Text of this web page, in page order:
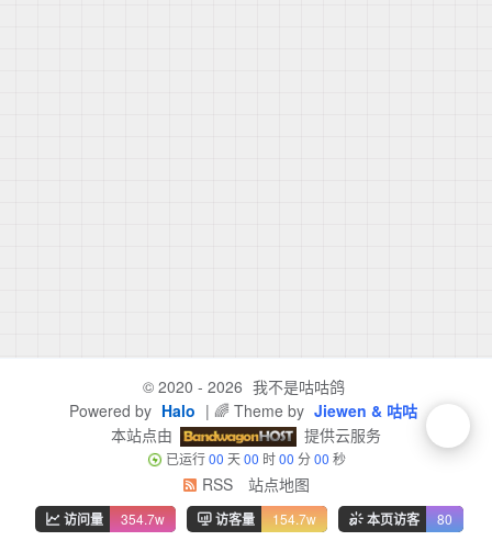
© 2020 - 2026 我不是咕咕鸽
Powered by Halo | 🌈 Theme by Jiewen & 咕咕
本站点由
提供云服务
已运行00 天00 时00 分00 秒
RSS 站点地图
访问量 354.7w 访客量 154.7w 本页访客 80